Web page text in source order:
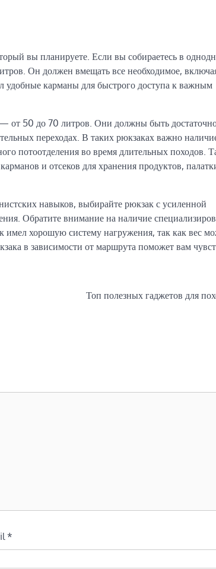
вы планируете. Если вы собираетесь в
Он должен вмещать все необходимое,
карманы для быстрого доступа к важным
от 50 до 70 литров. Они должны быть
переходах. В таких рюкзаках важно
потоотделения во время длительных походов.
и отсеков для хранения продуктов,
навыков, выбирайте рюкзак с усиленной
Обратите внимание на наличие
хорошую систему нагружения, так как вес
в зависимости от маршрута поможет вам
Топ полезных гаджетов для
*